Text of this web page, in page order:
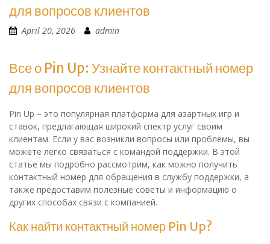
для вопросов клиентов
April 20, 2026 admin
Все о Pin Up: Узнайте контактный номер
для вопросов клиентов
Pin Up – это популярная платформа для азартных игр и
ставок, предлагающая широкий спектр услуг своим
клиентам. Если у вас возникли вопросы или проблемы, вы
можете легко связаться с командой поддержки. В этой
статье мы подробно рассмотрим, как можно получить
контактный номер для обращения в службу поддержки, а
также предоставим полезные советы и информацию о
других способах связи с компанией.
Как найти контактный номер Pin Up?